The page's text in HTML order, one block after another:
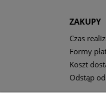
ZAKUPY
Czas
Formy
Koszt
Odstąp